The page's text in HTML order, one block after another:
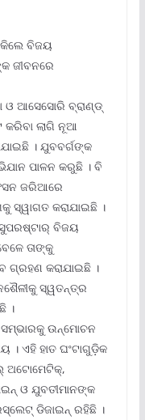
ବିଜୟ
ଜୀବନରେ
ଓ ଆସେସୋରି ବ୍ରାଣ୍ଡ୍
ଲାଗି ନୂଆ
। ଯୁବବର୍ଗଙ୍କ
ପାଳନ କରୁଛି । ବି
ଜରିଆରେ
ସ୍ୱାଗତ କରାଯାଇଛି ।
ବିଜୟ
ତାଙ୍କୁ
ଗ୍ରହଣ କରାଯାଇଛି ।
ସ୍ୱତନ୍ତ୍ର
।
ସମ୍ଭାରକୁ ଉନ୍ମୋଚନ
। ଏହି ହାତ ଘଂଟାଗୁଡ଼ିକ
ଅଟୋମେଟିକ୍‌,
ଓ ଯୁବତୀମାନଙ୍କ
ଡିଜାଇନ୍ ରହିଛି ।